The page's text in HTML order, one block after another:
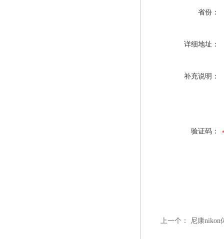
省份：
详细地址：
补充说明：
验证码：
上一个： 尼康nikon